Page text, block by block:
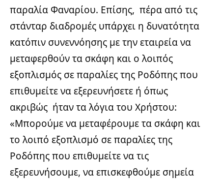
παραλία Φαναρίου. Επίσης, πέρα από τις
στάνταρ διαδρομές υπάρχει η δυνατότητα
κατόπιν συνεννόησης με την εταιρεία να
μεταφερθούν τα σκάφη και ο λοιπός
εξοπλισμός σε παραλίες της Ροδόπης που
επιθυμείτε να εξερευνήσετε ή όπως
ακριβώς ήταν τα λόγια του Χρήστου:
«Μπορούμε να μεταφέρουμε τα σκάφη και
το λοιπό εξοπλισμό σε παραλίες της
Ροδόπης που επιθυμείτε να τις
εξερευνήσουμε, να επισκεφθούμε σημεία